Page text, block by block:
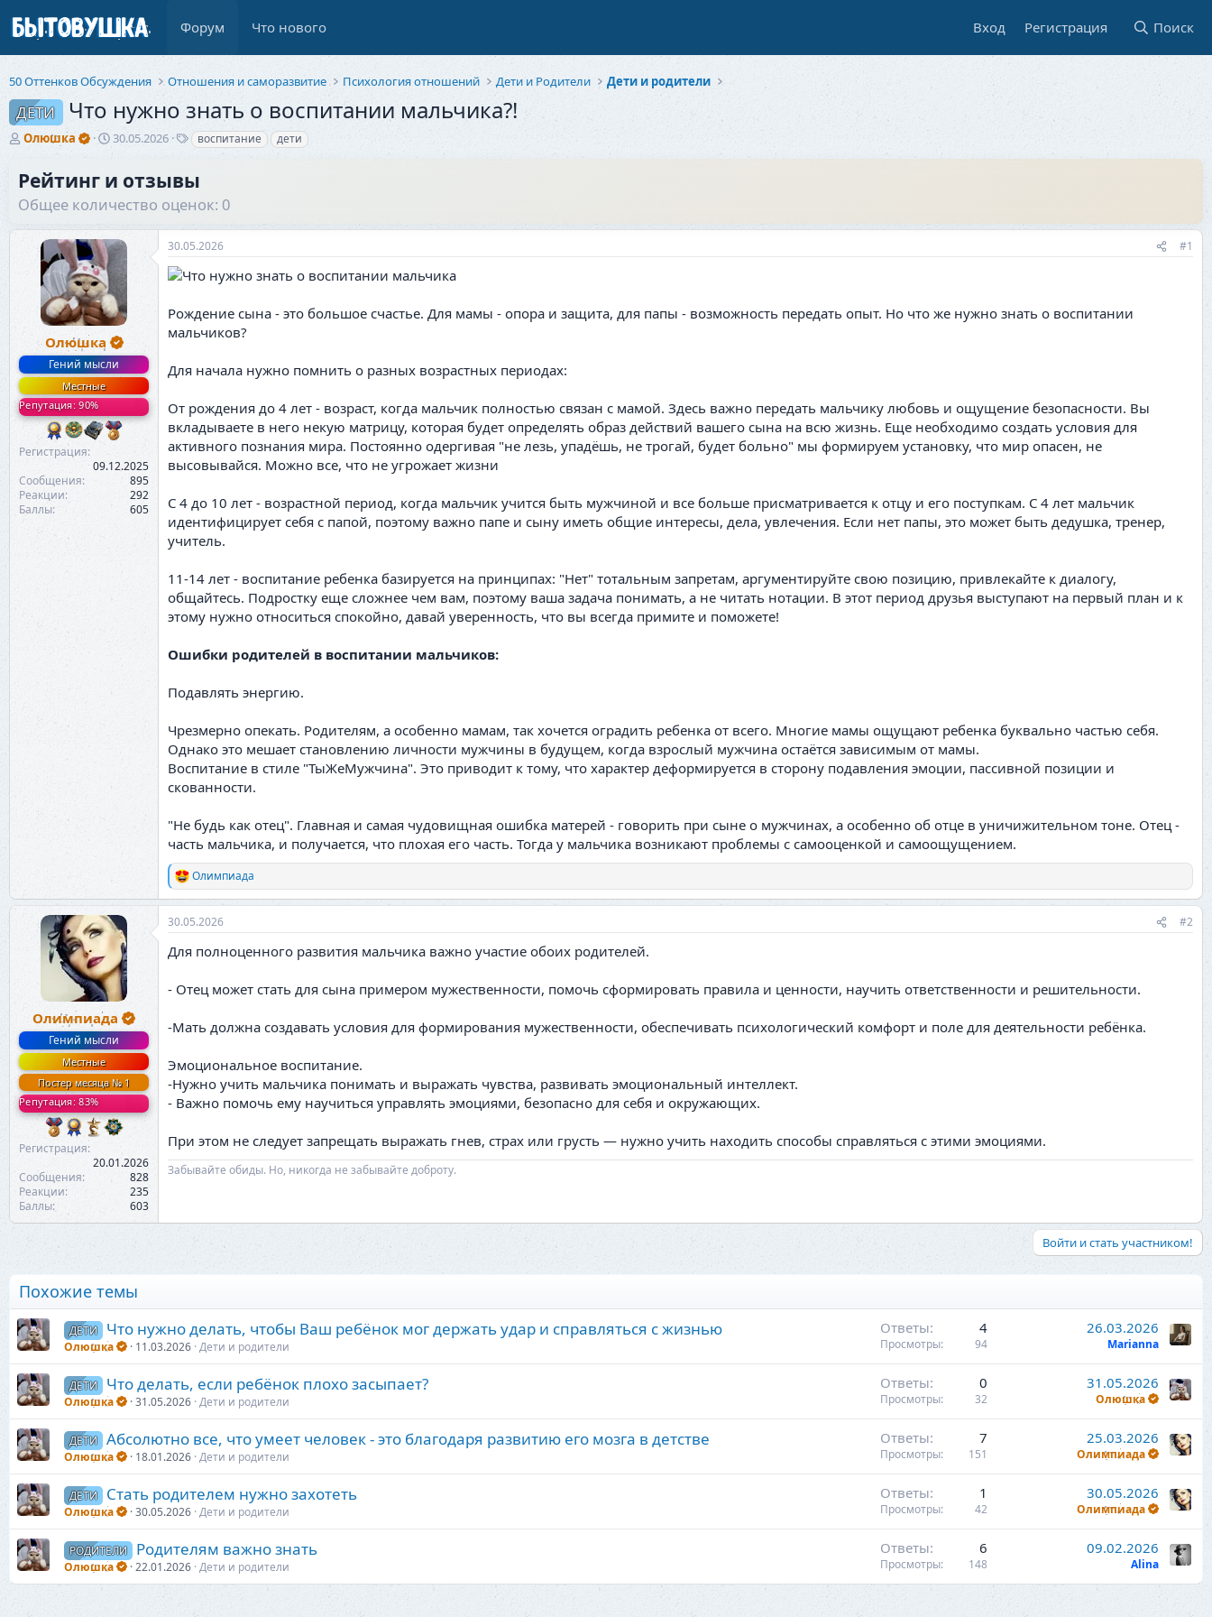
Форум Что нового Вход Регистрация Поиск
50 Оттенков Обсуждения Отношения и саморазвитие Психология отношений Дети и Родители Дети и родители
ДЕТИ Что нужно знать о воспитании мальчика?!
А
о
р
е
Олюшка
Д
а
н
ч
а
л
30.05.2026
Т
и
воспитание дети
Рейтинг и отзывы
Общее количество оценок: 0
Олюшка
Гений мысли
Местные
Репутация: 90%
Регистрация
09.12.2025
Сообщения
895
Реакции
292
Баллы
605
30.05.2026 #1
Рождение сына - это большое счастье. Для мамы - опора и защита, для папы - возможность передать опыт. Но что же нужно знать о воспитании
мальчиков?
Для начала нужно помнить о разных возрастных периодах:
От рождения до 4 лет - возраст, когда мальчик полностью связан с мамой. Здесь важно передать мальчику любовь и ощущение безопасности. Вы
вкладываете в него некую матрицу, которая будет определять образ действий вашего сына на всю жизнь. Еще необходимо создать условия для
активного познания мира. Постоянно одергивая "не лезь, упадёшь, не трогай, будет больно" мы формируем установку, что мир опасен, не
высовывайся. Можно все, что не угрожает жизни
С 4 до 10 лет - возрастной период, когда мальчик учится быть мужчиной и все больше присматривается к отцу и его поступкам. С 4 лет мальчик
идентифицирует себя с папой, поэтому важно папе и сыну иметь общие интересы, дела, увлечения. Если нет папы, это может быть дедушка, тренер,
учитель.
11-14 лет - воспитание ребенка базируется на принципах: "Нет" тотальным запретам, аргументируйте свою позицию, привлекайте к диалогу,
общайтесь. Подростку еще сложнее чем вам, поэтому ваша задача понимать, а не читать нотации. В этот период друзья выступают на первый план и к
этому нужно относиться спокойно, давай уверенность, что вы всегда примите и поможете!
Ошибки родителей в воспитании мальчиков:
Подавлять энергию.
Чрезмерно опекать. Родителям, а особенно мамам, так хочется оградить ребенка от всего. Многие мамы ощущают ребенка буквально частью себя.
Однако это мешает становлению личности мужчины в будущем, когда взрослый мужчина остаётся зависимым от мамы.
Воспитание в стиле "ТыЖеМужчина". Это приводит к тому, что характер деформируется в сторону подавления эмоции, пассивной позиции и
скованности.
"Не будь как отец". Главная и самая чудовищная ошибка матерей - говорить при сыне о мужчинах, а особенно об отце в уничижительном тоне. Отец -
часть мальчика, и получается, что плохая его часть. Тогда у мальчика возникают проблемы с самооценкой и самоощущением.
Р
е
а
к
и
Олимпиада
Олимпиада
Гений мысли
Местные
Постер месяца № 1
Репутация: 83%
Регистрация
20.01.2026
Сообщения
828
Реакции
235
Баллы
603
30.05.2026 #2
Для полноценного развития мальчика важно участие обоих родителей.
- Отец может стать для сына примером мужественности, помочь сформировать правила и ценности, научить ответственности и решительности.
-Мать должна создавать условия для формирования мужественности, обеспечивать психологический комфорт и поле для деятельности ребёнка.
Эмоциональное воспитание.
-Нужно учить мальчика понимать и выражать чувства, развивать эмоциональный интеллект.
- Важно помочь ему научиться управлять эмоциями, безопасно для себя и окружающих.
При этом не следует запрещать выражать гнев, страх или грусть — нужно учить находить способы справляться с этими эмоциями.
Забывайте обиды. Но, никогда не забывайте доброту.
Войти и стать участником!
Похожие темы
ДЕТИ Что нужно делать, чтобы Ваш ребёнок мог держать удар и справляться с жизнью
Олюшка 11.03.2026 Дети и родители
Ответы 4
Просмотры 94
26.03.2026
Marianna
ДЕТИ Что делать, если ребёнок плохо засыпает?
Олюшка 31.05.2026 Дети и родители
Ответы 0
Просмотры 32
31.05.2026
Олюшка
ДЕТИ Абсолютно все, что умеет человек - это благодаря развитию его мозга в детстве
Олюшка 18.01.2026 Дети и родители
Ответы 7
Просмотры 151
25.03.2026
Олимпиада
ДЕТИ Стать родителем нужно захотеть
Олюшка 30.05.2026 Дети и родители
Ответы 1
Просмотры 42
30.05.2026
Олимпиада
РОДИТЕЛИ Родителям важно знать
Олюшка 22.01.2026 Дети и родители
Ответы 6
Просмотры 148
09.02.2026
Alina